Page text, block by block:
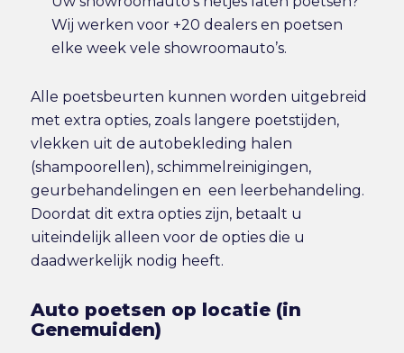
Wij werken voor +20 dealers en poetsen
elke week vele showroomauto’s.
Alle poetsbeurten kunnen worden uitgebreid
met extra opties, zoals langere poetstijden,
vlekken uit de autobekleding halen
(shampoorellen), schimmelreinigingen,
geurbehandelingen en een leerbehandeling.
Doordat dit extra opties zijn, betaalt u
uiteindelijk alleen voor de opties die u
daadwerkelijk nodig heeft.
Auto poetsen op locatie (in
Genemuiden)